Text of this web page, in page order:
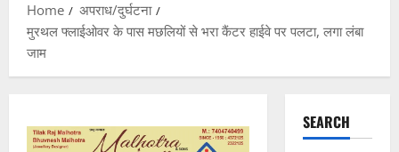
Home
अपराध/दुर्घटना
मुरथल फ्लाईओवर के पास मछलियों से भरा कैंटर हाईवे पर पलटा, लगा लंबा
जाम
SEARCH